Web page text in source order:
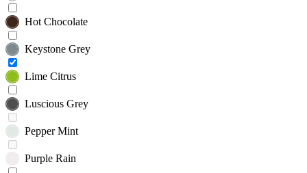
Hot Chocolate
Keystone Grey
Lime Citrus
Luscious Grey
Pepper Mint
Purple Rain